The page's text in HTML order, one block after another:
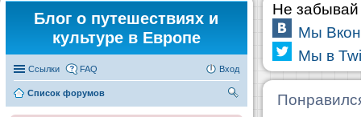
Блог о путешествиях и
культуре в Европе
Ссылки FAQ Вход
Список форумов
Не забывай
Мы
Мы в